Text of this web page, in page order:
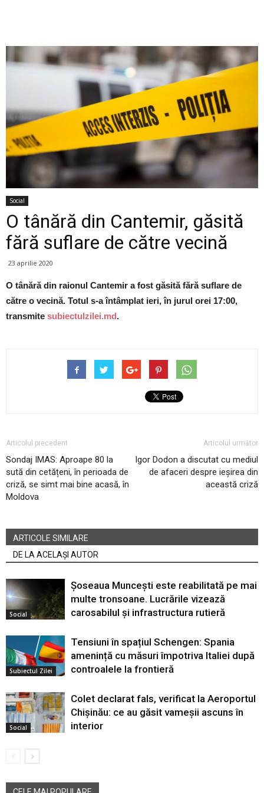
Social
O tânără din Cantemir, găsită
fără suflare de către vecină
23 aprilie 2020
O tânără din raionul Cantemir a fost găsită fără suflare de
către o vecină. Totul s-a întâmplat ieri, în jurul orei 17:00,
transmite subiectulzilei.md.
Articolul precedent
Sondaj IMAS: Aproape 80 la
sută din cetățeni, în perioada de
criză, se simt mai bine acasă, în
Moldova
Articolul următor
Igor Dodon a discutat cu mediul
de afaceri despre ieșirea din
această criză
ARTICOLE SIMILARE
DE LA ACELAȘI AUTOR
Social
Șoseaua Muncești este reabilitată pe mai
multe tronsoane. Lucrările vizează
carosabilul și infrastructura rutieră
Subiectul Zilei
Tensiuni în spațiul Schengen: Spania
amenință cu măsuri împotriva Italiei după
controalele la frontieră
Social
Colet declarat fals, verificat la Aeroportul
Chișinău: ce au găsit vameșii ascuns în
interior